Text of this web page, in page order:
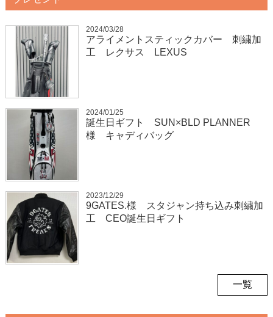
2024/03/28
アライメントスティックカバー 刺繍加
工 レクサス LEXUS
2024/01/25
誕生日ギフト SUN×BLD PLANNER
様 キャディバッグ
2023/12/29
9GATES.様 スタジャン持ち込み刺繍加
工 CEO誕生日ギフト
一覧